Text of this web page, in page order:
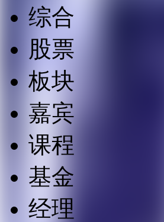
综合
股票
板块
嘉宾
课程
基金
经理